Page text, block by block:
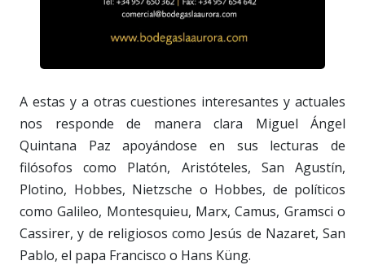
A estas y a otras cuestiones interesantes y actuales
nos responde de manera clara Miguel Ángel
Quintana Paz apoyándose en sus lecturas de
filósofos como Platón, Aristóteles, San Agustín,
Plotino, Hobbes, Nietzsche o Hobbes, de políticos
como Galileo, Montesquieu, Marx, Camus, Gramsci o
Cassirer, y de religiosos como Jesús de Nazaret, San
Pablo, el papa Francisco o Hans Küng.